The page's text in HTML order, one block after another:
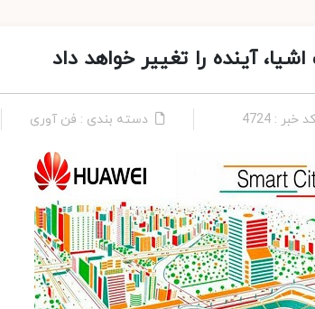
آینده را تغییر خواهد داد
کد خبر : 4724 دسته بندی : فن آوری